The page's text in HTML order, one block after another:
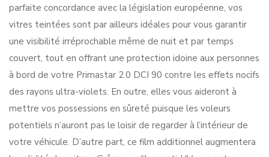
parfaite concordance avec la législation européenne, vos
vitres teintées sont par ailleurs idéales pour vous garantir
une visibilité irréprochable même de nuit et par temps
couvert, tout en offrant une protection idoine aux personnes
à bord de votre Primastar 2.0 DCI 90 contre les effets nocifs
des rayons ultra-violets. En outre, elles vous aideront à
mettre vos possessions en sûreté puisque les voleurs
potentiels n’auront pas le loisir de regarder à l’intérieur de
votre véhicule. D’autre part, ce film additionnel augmentera